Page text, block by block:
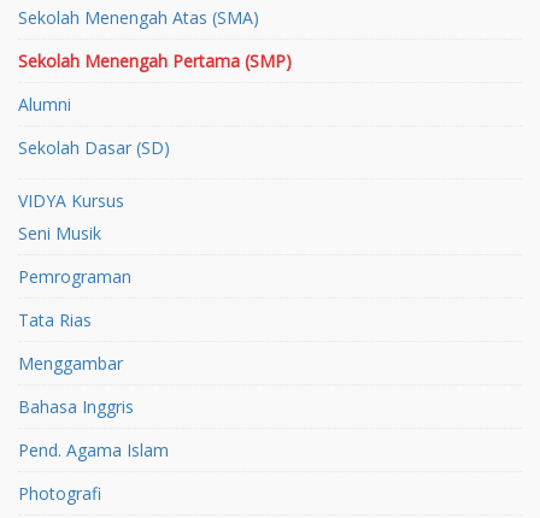
Sekolah Menengah Atas (SMA)
Sekolah Menengah Pertama (SMP)
Alumni
Sekolah Dasar (SD)
VIDYA Kursus
Seni Musik
Pemrograman
Tata Rias
Menggambar
Bahasa Inggris
Pend. Agama Islam
Photografi